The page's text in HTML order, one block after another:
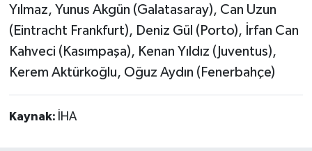
Yılmaz, Yunus Akgün (Galatasaray), Can Uzun
(Eintracht Frankfurt), Deniz Gül (Porto), İrfan Can
Kahveci (Kasımpaşa), Kenan Yıldız (Juventus),
Kerem Aktürkoğlu, Oğuz Aydın (Fenerbahçe)
Kaynak: İHA